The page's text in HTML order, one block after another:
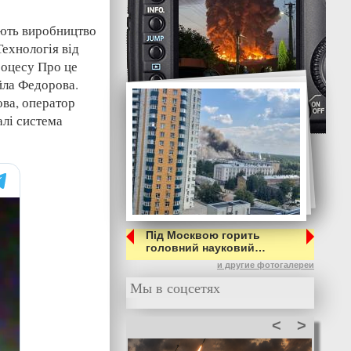
виробництво
від
Про це
Федорова.
оператор
система
Під Москвою горить
головний науковий…
и другие фотогалереи
Мы в соцсетях
>
<